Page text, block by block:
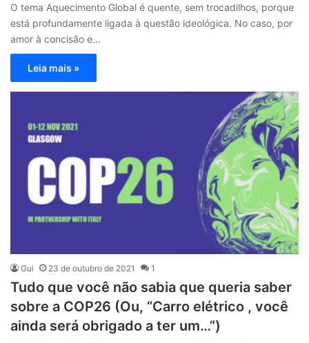
O tema Aquecimento Global é quente, sem trocadilhos, porque
está profundamente ligada à questão ideológica. No caso, por
amor à concisão e…
Leia mais »
Gui 23 de outubro de 2021 1
Tudo que você não sabia que queria saber
sobre a COP26 (Ou, “Carro elétrico , você
ainda será obrigado a ter um…”)